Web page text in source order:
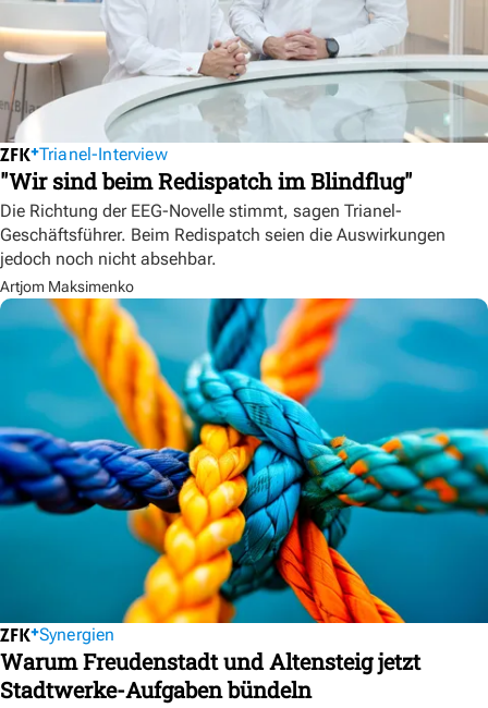
Trianel-Interview
"Wir sind beim Redispatch im Blindflug"
Die Richtung der EEG-Novelle stimmt, sagen Trianel-
Geschäftsführer. Beim Redispatch seien die Auswirkungen
jedoch noch nicht absehbar.
Artjom Maksimenko
Synergien
Warum Freudenstadt und Altensteig jetzt
Stadtwerke-Aufgaben bündeln